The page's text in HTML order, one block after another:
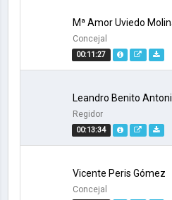
00:11:27
Mª Amor Uviedo
Concejal
00:13:34
Leandro Benito Antoni
Regidor
Vicente Peris Gómez
Concejal